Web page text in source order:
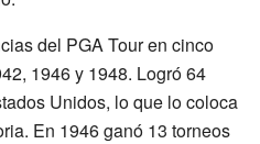
del PGA Tour en cinco
1946 y 1948. Logró 64
Unidos, lo que lo coloca
En 1946 ganó 13 torneos